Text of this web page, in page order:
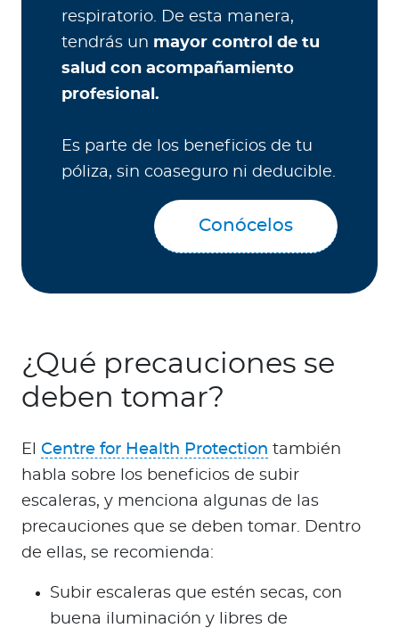
respiratorio. De esta manera,
tendrás un mayor control de tu
salud con acompañamiento
profesional.
Es parte de los beneficios de tu
póliza, sin coaseguro ni deducible.
Conócelos
¿Qué precauciones se
deben tomar?
El Centre for Health Protection también
habla sobre los beneficios de subir
escaleras, y menciona algunas de las
precauciones que se deben tomar. Dentro
de ellas, se recomienda:
Subir escaleras que estén secas, con
buena iluminación y libres de